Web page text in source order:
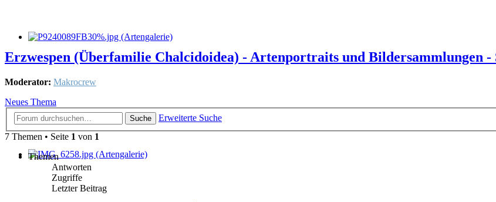
Erzwespen (Überfamilie Chalcidoidea) - Artenportraits und Bildersammlungen -
Moderator: Makrocrew
Neues Thema
Suche
Erweiterte Suche
7 Themen • Seite 1 von 1
Themen
Antworten
Zugriffe
Letzter Beitrag